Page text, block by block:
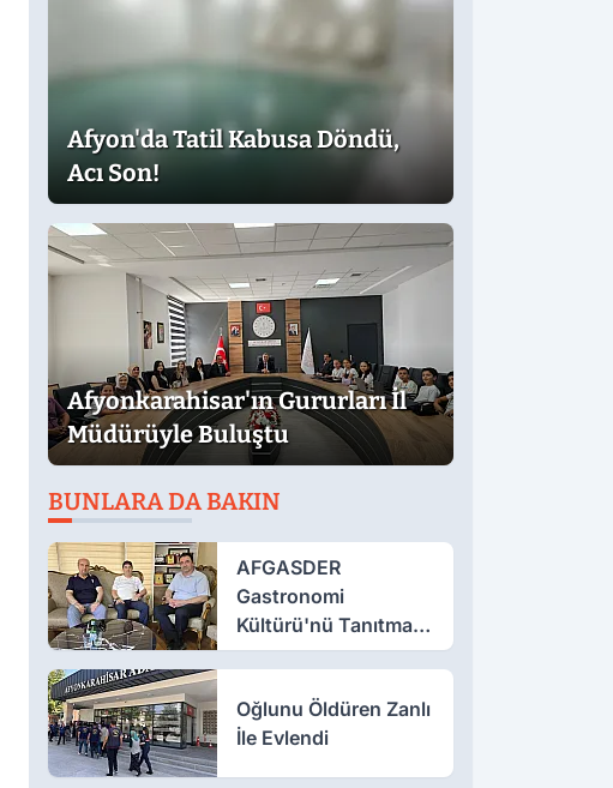
Afyon'da Tatil Kabusa Döndü,
Acı Son!
Afyonkarahisar'ın Gururları İl
Müdürüyle Buluştu
BUNLARA DA BAKIN
AFGASDER
Gastronomi
Kültürü'nü Tanıtmak
İçin Çalışıyor
Oğlunu Öldüren Zanlı
İle Evlendi